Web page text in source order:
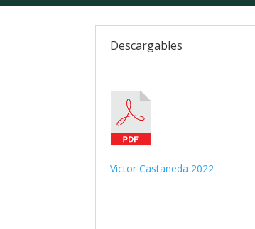
Descargables
Victor Castaneda 2022